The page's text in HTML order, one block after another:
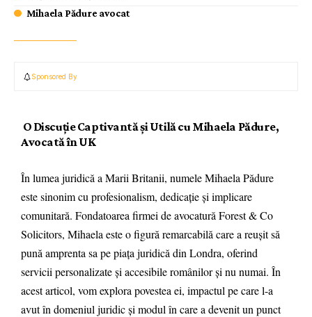
Mihaela Pădure avocat
Sponsored By
O Discuție Captivantă și Utilă cu Mihaela Pădure,
Avocată în UK
În lumea juridică a Marii Britanii, numele Mihaela Pădure
este sinonim cu profesionalism, dedicație și implicare
comunitară. Fondatoarea firmei de avocatură Forest & Co
Solicitors, Mihaela este o figură remarcabilă care a reușit să
pună amprenta sa pe piața juridică din Londra, oferind
servicii personalizate și accesibile românilor și nu numai. În
acest articol, vom explora povestea ei, impactul pe care l-a
avut în domeniul juridic și modul în care a devenit un punct